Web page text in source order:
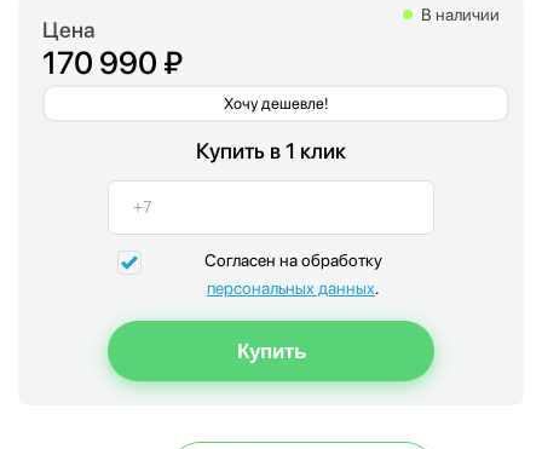
Цена
170 990 ₽
Хочу дешевле!
В наличии
Купить в 1 клик
Согласен на обработку
персональных данных.